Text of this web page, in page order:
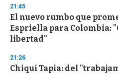
d
s
21:45
El nuevo rumbo que
Espriella para Colombia:
libertad"
21:26
Chiqui Tapia: del